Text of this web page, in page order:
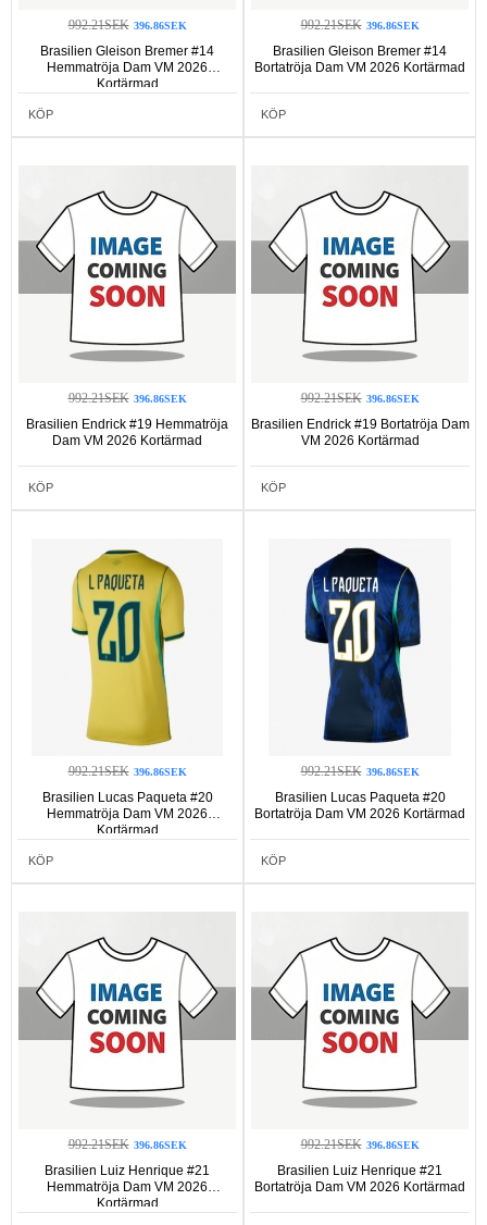
992.21SEK 396.86SEK
Brasilien Gleison Bremer #14
Hemmatröja Dam VM 2026
Kortärmad
KÖP
992.21SEK 396.86SEK
Brasilien Gleison Bremer #14
Bortatröja Dam VM 2026 Kortärmad
KÖP
992.21SEK 396.86SEK
Brasilien Endrick #19 Hemmatröja
Dam VM 2026 Kortärmad
KÖP
992.21SEK 396.86SEK
Brasilien Endrick #19 Bortatröja Dam
VM 2026 Kortärmad
KÖP
992.21SEK 396.86SEK
Brasilien Lucas Paqueta #20
Hemmatröja Dam VM 2026
Kortärmad
KÖP
992.21SEK 396.86SEK
Brasilien Lucas Paqueta #20
Bortatröja Dam VM 2026 Kortärmad
KÖP
992.21SEK 396.86SEK
Brasilien Luiz Henrique #21
Hemmatröja Dam VM 2026
Kortärmad
992.21SEK 396.86SEK
Brasilien Luiz Henrique #21
Bortatröja Dam VM 2026 Kortärmad